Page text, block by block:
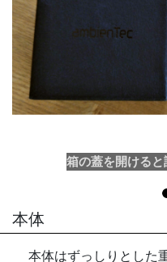
箱の蓋を開けると
本体
本体はずっしりとした